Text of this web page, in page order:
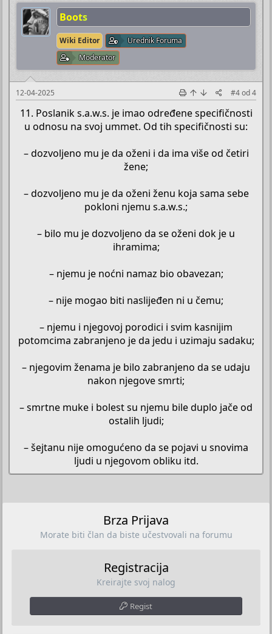
Boots
Wiki Editor
Urednik Foruma
Moderator
12-04-2025 #4od4
11. Poslanik s.a.w.s. je imao određene specifičnosti
u odnosu na svoj ummet. Od tih specifičnosti su:
– dozvoljeno mu je da oženi i da ima više od četiri
žene;
– dozvoljeno mu je da oženi ženu koja sama sebe
pokloni njemu s.a.w.s.;
– bilo mu je dozvoljeno da se oženi dok je u
ihramima;
– njemu je noćni namaz bio obavezan;
– nije mogao biti naslijeđen ni u čemu;
– njemu i njegovoj porodici i svim kasnijim
potomcima zabranjeno je da jedu i uzimaju sadaku;
– njegovim ženama je bilo zabranjeno da se udaju
nakon njegove smrti;
– smrtne muke i bolest su njemu bile duplo jače od
ostalih ljudi;
– šejtanu nije omogućeno da se pojavi u snovima
ljudi u njegovom obliku itd.​
Brza Prijava
Morate biti član da biste učestvovali na forumu
Registracija
Kreirajte svoj nalog
Regist